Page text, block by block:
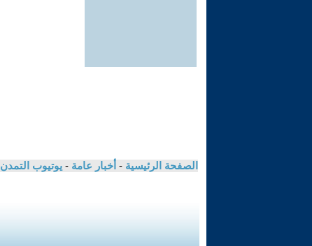
الصفحة الرئيسية - أخبار عامة - يوتيوب التمدن